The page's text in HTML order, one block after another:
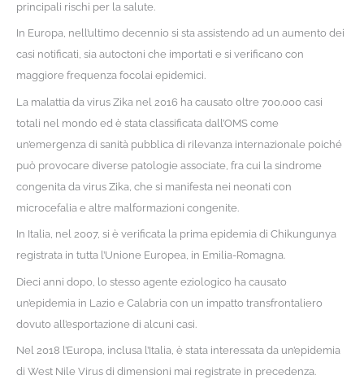
principali rischi per la salute.
In Europa, nell’ultimo decennio si sta assistendo ad un aumento dei
casi notificati, sia autoctoni che importati e si verificano con
maggiore frequenza focolai epidemici.
La malattia da virus Zika nel 2016 ha causato oltre 700.000 casi
totali nel mondo ed è stata classificata dall’OMS come
un’emergenza di sanità pubblica di rilevanza internazionale poiché
può provocare diverse patologie associate, fra cui la sindrome
congenita da virus Zika, che si manifesta nei neonati con
microcefalia e altre malformazioni congenite.
In Italia, nel 2007, si è verificata la prima epidemia di Chikungunya
registrata in tutta l’Unione Europea, in Emilia-Romagna.
Dieci anni dopo, lo stesso agente eziologico ha causato
un’epidemia in Lazio e Calabria con un impatto transfrontaliero
dovuto all’esportazione di alcuni casi.
Nel 2018 l’Europa, inclusa l’Italia, è stata interessata da un’epidemia
di West Nile Virus di dimensioni mai registrate in precedenza.